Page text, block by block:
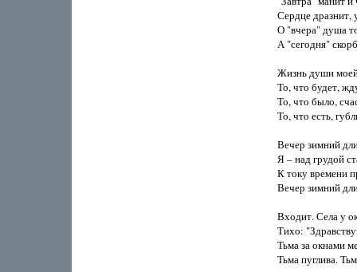
Сердце дразнит,
О "вчера" душа
А "сегодня"
Жизнь души
То, что будет,
То, что было,
То, что есть,
Вечер зимний
Я – над грудой
К току времени
Вечер зимний
Входит. Села у
Тихо:
Тьма за окнами
Тьма пуглива.